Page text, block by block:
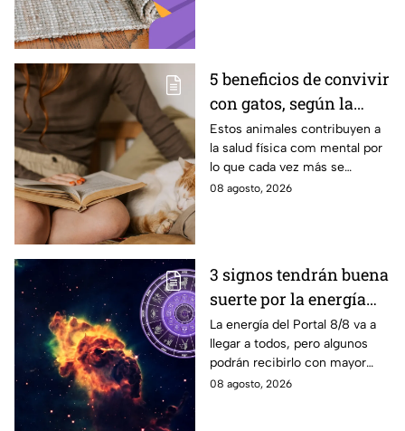
5 beneficios de convivir
con gatos, según la
ciencia
Estos animales contribuyen a
la salud física com mental por
lo que cada vez más se
recomienda su presencia.
08 agosto, 2026
3 signos tendrán buena
suerte por la energía
del Portal del León
La energía del Portal 8/8 va a
llegar a todos, pero algunos
podrán recibirlo con mayor
énfasis.
08 agosto, 2026